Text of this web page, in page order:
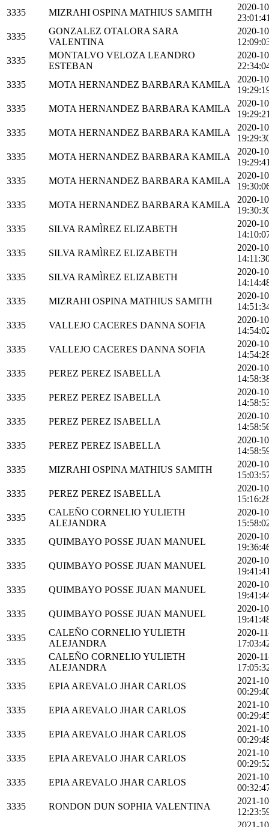
3335
MIZRAHI OSPINA MATHIUS SAMITH
2020-
3335
GONZALEZ OTALORA SARA
VALENTINA
2020-
3335
MONTALVO VELOZA LEANDRO
ESTEBAN
2020-
3335
MOTA HERNANDEZ BARBARA KAMILA
2020-
3335
MOTA HERNANDEZ BARBARA KAMILA
2020-
3335
MOTA HERNANDEZ BARBARA KAMILA
2020-
3335
MOTA HERNANDEZ BARBARA KAMILA
2020-
3335
MOTA HERNANDEZ BARBARA KAMILA
2020-
3335
MOTA HERNANDEZ BARBARA KAMILA
2020-
3335
SILVA RAMÌREZ ELIZABETH
2020-
3335
SILVA RAMÌREZ ELIZABETH
2020-
3335
SILVA RAMÌREZ ELIZABETH
2020-
3335
MIZRAHI OSPINA MATHIUS SAMITH
2020-
3335
VALLEJO CACERES DANNA SOFIA
2020-
3335
VALLEJO CACERES DANNA SOFIA
2020-
3335
PEREZ PEREZ ISABELLA
2020-
3335
PEREZ PEREZ ISABELLA
2020-
3335
PEREZ PEREZ ISABELLA
2020-
3335
PEREZ PEREZ ISABELLA
2020-
3335
MIZRAHI OSPINA MATHIUS SAMITH
2020-
3335
PEREZ PEREZ ISABELLA
2020-
3335
CALEÑO CORNELIO YULIETH
ALEJANDRA
2020-
3335
QUIMBAYO POSSE JUAN MANUEL
2020-
3335
QUIMBAYO POSSE JUAN MANUEL
2020-
3335
QUIMBAYO POSSE JUAN MANUEL
2020-
3335
QUIMBAYO POSSE JUAN MANUEL
2020-
3335
CALEÑO CORNELIO YULIETH
ALEJANDRA
2020-
3335
CALEÑO CORNELIO YULIETH
ALEJANDRA
2020-
3335
EPIA AREVALO JHAR CARLOS
2021-
3335
EPIA AREVALO JHAR CARLOS
2021-
3335
EPIA AREVALO JHAR CARLOS
2021-
3335
EPIA AREVALO JHAR CARLOS
2021-
3335
EPIA AREVALO JHAR CARLOS
2021-
3335
RONDON DUN SOPHIA VALENTINA
2021-